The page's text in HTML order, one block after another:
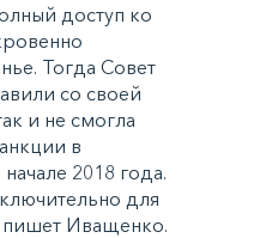
доступ ко
Тогда Совет
со своей
и не смогла
в
2018 года.
для
пишет Иващенко.